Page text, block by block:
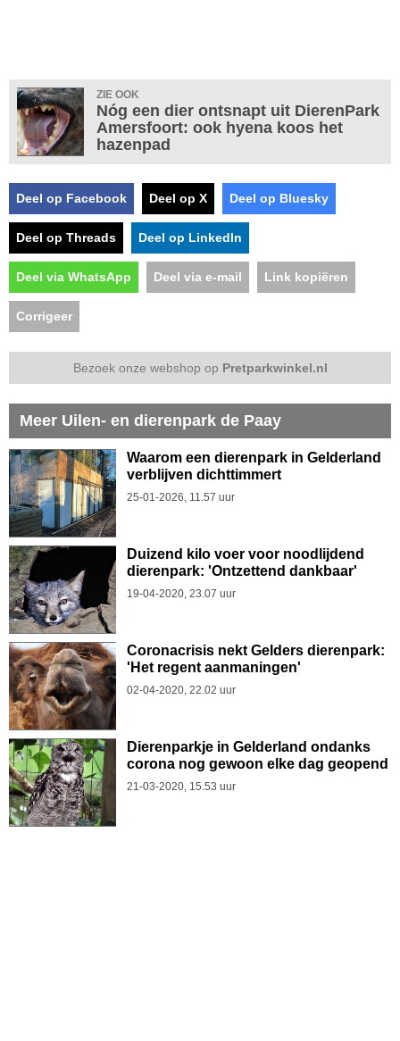
ZIE OOK
Nóg een dier ontsnapt uit DierenPark
Amersfoort: ook hyena koos het
hazenpad
Deel op Facebook Deel op X Deel op Bluesky
Deel op Threads Deel op LinkedIn
Deel via WhatsApp Deel via e-mail Link kopiëren
Corrigeer
Bezoek onze webshop op Pretparkwinkel.nl
Meer Uilen- en dierenpark de Paay
Waarom een dierenpark in Gelderland
verblijven dichttimmert
25-01-2026, 11.57 uur
Duizend kilo voer voor noodlijdend
dierenpark: 'Ontzettend dankbaar'
19-04-2020, 23.07 uur
Coronacrisis nekt Gelders dierenpark:
'Het regent aanmaningen'
02-04-2020, 22.02 uur
Dierenparkje in Gelderland ondanks
corona nog gewoon elke dag geopend
21-03-2020, 15.53 uur